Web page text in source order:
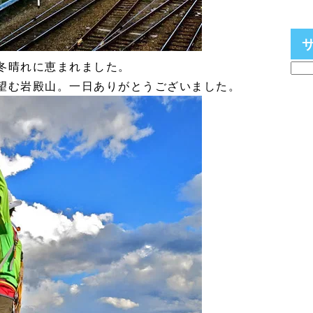
晴れに恵まれました。
岩殿山。一日ありがとうございました。